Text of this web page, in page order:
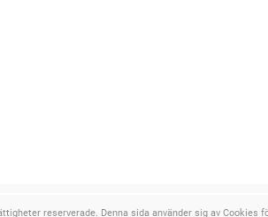
reserverade. Denna sida använder sig av